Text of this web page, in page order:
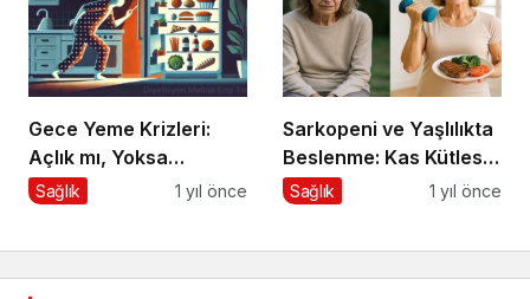
Gece Yeme Krizleri:
Açlık mı, Yoksa
Duygusal İhtiyaçlar mı?
Sağlık 1 yıl önce
Sarkopeni ve Yaşlılıkta
Beslenme: Kas Kütlesi
Nasıl Korunur?
Sağlık 1 yıl önce